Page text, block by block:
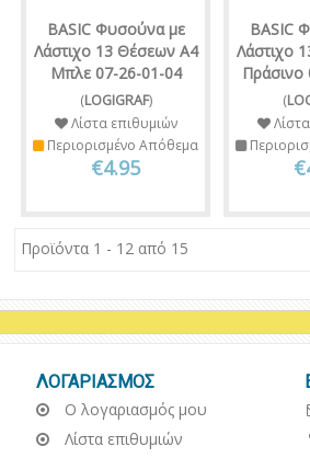
BASIC Φυσούνα με
Λάστιχο 13 Θέσεων Α4
Μπλε 07-26-01-04
(LOGIGRAF)
Λίστα επιθυμιών
Περιορισμένο Απόθεμα
€4.95
BASIC
Λάστιχο
Πράσινο
(
Προϊόντα 1 - 12 από 15
ΛΟΓΑΡΙΑΣΜΟΣ
Ο λογαριασμός μου
Λίστα επιθυμιών